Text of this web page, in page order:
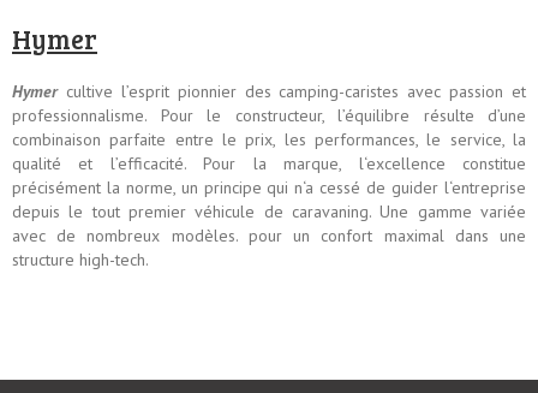
Hymer
Hymercultive l’esprit pionnier des camping-caristes avec passion et
professionnalisme. Pour le constructeur, l’équilibre résulte d’une
combinaison parfaite entre le prix, les performances, le service, la
qualité et l’efficacité. Pour la marque, l‘excellence constitue
précisément la norme, un principe qui n‘a cessé de guider l‘entreprise
depuis le tout premier véhicule de caravaning. Une gamme variée
avec de nombreux modèles. pour un confort maximal dans une
structure high-tech.